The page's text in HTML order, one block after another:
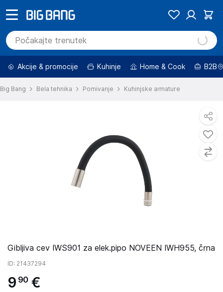
Akcije & promocije Kuhinje Home & Cook B2B
Big Bang Bela tehnika Pomivanje Kuhinjske armature
Gibljiva cev IWS901 za elek.pipo NOVEEN IWH955, črna
ID: 21437294
9 90 €